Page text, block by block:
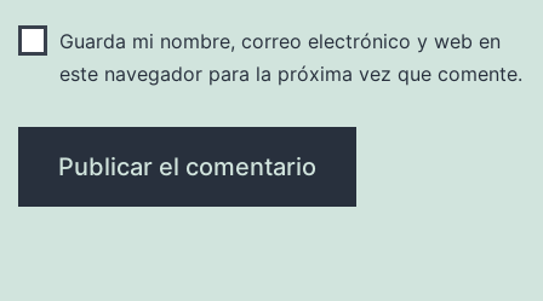
Guarda mi nombre, correo electrónico y web en
este navegador para la próxima vez que comente.